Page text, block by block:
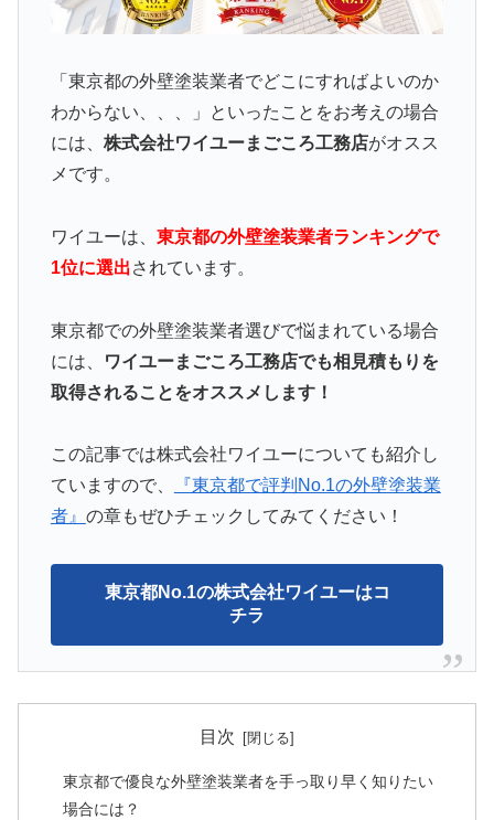
「東京都の外壁塗装業者でどこにすればよいのか
わからない、、、」といったことをお考えの場合
には、 株式会社ワイユーまごころ工務店がオスス
メです。
ワイユーは、 東京都の外壁塗装業者ランキングで
1位に選出されています。
東京都での外壁塗装業者選びで悩まれている場合
には、
ワイユーまごころ工務店でも相見積もりを
取得されることをオススメします！
この記事では株式会社ワイユーについても紹介し
ていますので、
『東京都で評判No.1の外壁塗装業
者』 の章もぜひチェックしてみてください！
東京都No.1の株式会社ワイユーはコ
チラ
目次
東京都で優良な外壁塗装業者を手っ取り早く知りたい
場合には？